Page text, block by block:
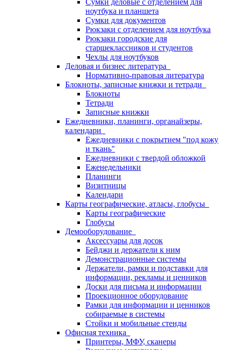
Сумки деловые с отделением для
ноутбука и планшета
Сумки для документов
Рюкзаки с отделением для ноутбука
Рюкзаки городские для
старшеклассников и студентов
Чехлы для ноутбуков
Деловая и бизнес литература
Нормативно-правовая литература
Блокноты, записные книжки и тетради
Блокноты
Тетради
Записные книжки
Ежедневники, планинги, органайзеры,
календари
Ежедневники с покрытием "под кожу
и ткань"
Ежедневники с твердой обложкой
Еженедельники
Планинги
Визитницы
Календари
Карты географические, атласы, глобусы
Карты географические
Глобусы
Демооборудование
Аксессуары для досок
Бейджи и держатели к ним
Демонстрационные системы
Держатели, рамки и подставки для
информации, рекламы и ценников
Доски для письма и информации
Проекционное оборудование
Рамки для информации и ценников
собираемые в системы
Стойки и мобильные стенды
Офисная техника
Принтеры, МФУ, сканеры